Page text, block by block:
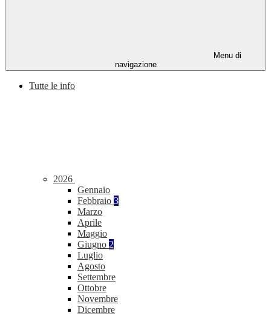
Menu di
navigazione
Tutte le info
2026
Gennaio
Febbraio 3
Marzo
Aprile
Maggio
Giugno 2
Luglio
Agosto
Settembre
Ottobre
Novembre
Dicembre